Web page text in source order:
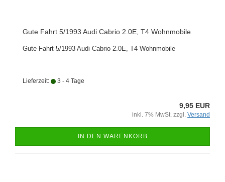
Gute Fahrt 5/1993 Audi Cabrio 2.0E, T4 Wohnmobile
Gute Fahrt 5/1993 Audi Cabrio 2.0E, T4 Wohnmobile
Lieferzeit: 3 - 4 Tage
9,95 EUR
inkl. 7% MwSt. zzgl. Versand
IN DEN WARENKORB